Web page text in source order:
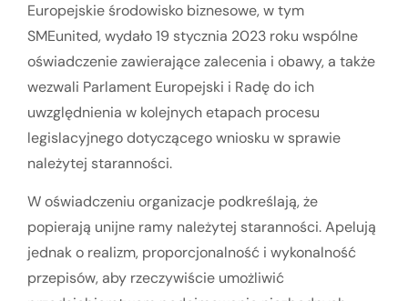
Europejskie środowisko biznesowe, w tym
SMEunited, wydało 19 stycznia 2023 roku wspólne
oświadczenie zawierające zalecenia i obawy, a także
wezwali Parlament Europejski i Radę do ich
uwzględnienia w kolejnych etapach procesu
legislacyjnego dotyczącego wniosku w sprawie
należytej staranności.
W oświadczeniu organizacje podkreślają, że
popierają unijne ramy należytej staranności. Apelują
jednak o realizm, proporcjonalność i wykonalność
przepisów, aby rzeczywiście umożliwić